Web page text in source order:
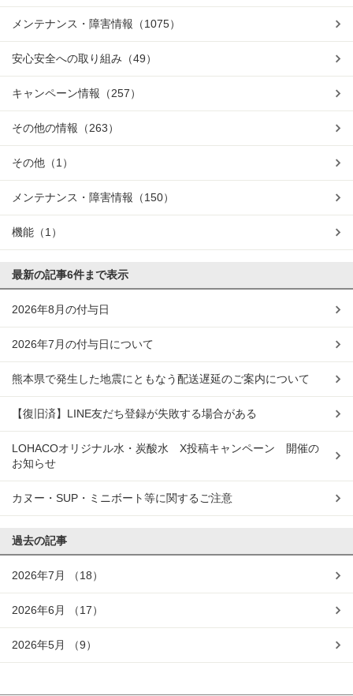
メンテナンス・障害情報 （1075）
安心安全への取り組み （49）
キャンペーン情報 （257）
その他の情報 （263）
その他 （1）
メンテナンス・障害情報 （150）
機能 （1）
最新の記事6件まで表示
2026年8月の付与日
2026年7月の付与日について
熊本県で発生した地震にともなう配送遅延のご案内について
【復旧済】LINE友だち登録が失敗する場合がある
LOHACOオリジナル水・炭酸水 X投稿キャンペーン 開催の
お知らせ
カヌー・SUP・ミニボート等に関するご注意
過去の記事
2026年7月 （18）
2026年6月 （17）
2026年5月 （9）